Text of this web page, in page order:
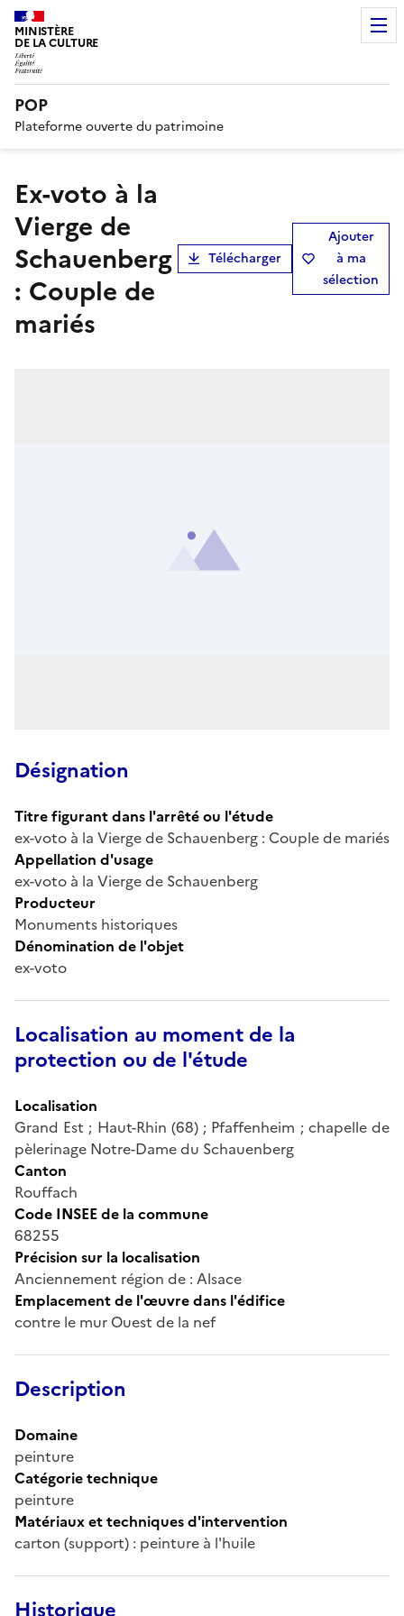
MINISTÈRE
DE LA CULTURE
POP
Plateforme ouverte du patrimoine
ex-voto à la
Vierge de
Schauenberg
: Couple de
mariés
Télécharger
Ajouter
à ma
sélection
Désignation
Titre figurant dans l'arrêté ou l'étude
ex-voto à la Vierge de Schauenberg : Couple de mariés
Appellation d'usage
ex-voto à la Vierge de Schauenberg
Producteur
Monuments historiques
Dénomination de l'objet
ex-voto
Localisation au moment de la
protection ou de l'étude
Localisation
Grand Est ; Haut-Rhin (68) ; Pfaffenheim ; chapelle de
pèlerinage Notre-Dame du Schauenberg
Canton
Rouffach
Code INSEE de la commune
68255
Précision sur la localisation
Anciennement région de : Alsace
Emplacement de l'œuvre dans l'édifice
contre le mur Ouest de la nef
Description
Domaine
peinture
Catégorie technique
peinture
Matériaux et techniques d'intervention
carton (support) : peinture à l'huile
Historique